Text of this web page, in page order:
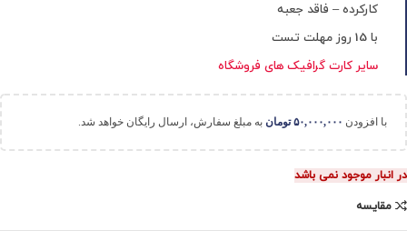
کارکرده – فاقد جعبه
با 15 روز مهلت تست
سایر کارت گرافیک های فروشگاه
با افزودن ۵۰,۰۰۰,۰۰۰ تومان به مبلغ سفارش، ارسال رایگان خواهد شد.
در انبار موجود نمی باشد
مقایسه